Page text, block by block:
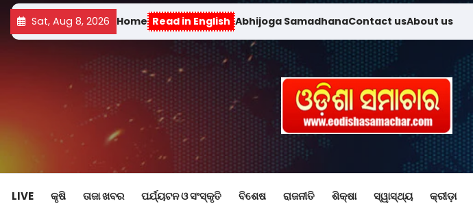
Sat, Aug 8, 2026 Home Read in English Abhijoga SamadhanaContact usAbout us
LIVE କୃଷି ତାଜା ଖବର ପର୍ଯ୍ୟଟନ ଓ ସଂସ୍କୃତି ବିଶେଷ ରାଜନୀତି ଶିକ୍ଷା ସ୍ୱାସ୍ଥ୍ୟ କ୍ରୀଡ଼ା